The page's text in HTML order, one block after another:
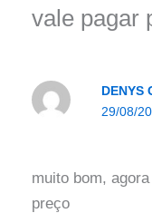
vale pagar
DENYS
29/08/
muito bom,
preço